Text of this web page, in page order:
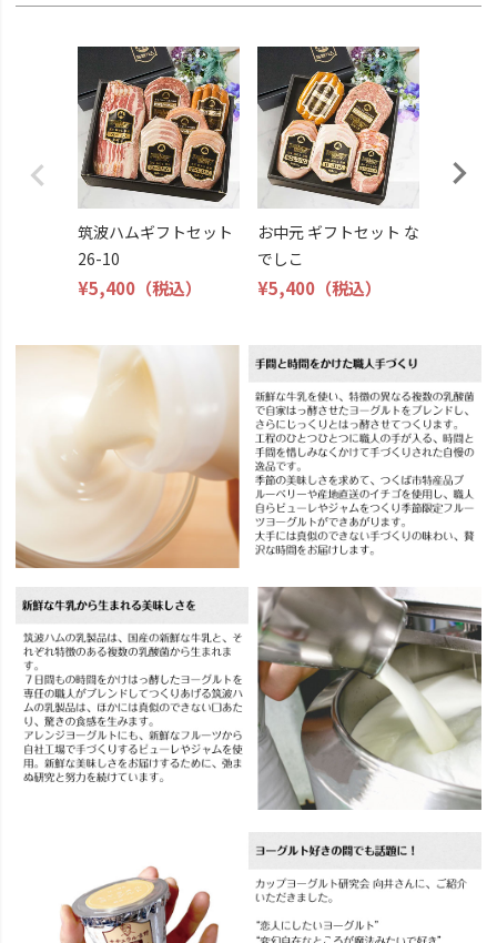
筑波ハムギフトセット
26-10
¥5,400 （税込）
お中元 ギフトセット な
でしこ
¥5,400 （税込）